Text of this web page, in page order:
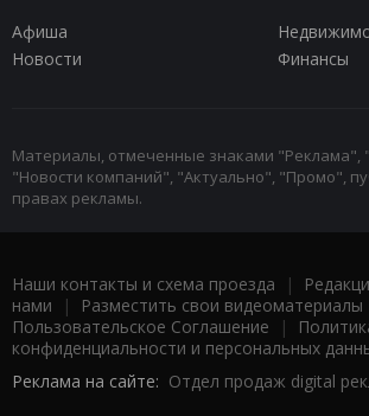
Афиша
Новости
Финансы
Материалы, отмеченные знаками "Реклама",
"Новости компаний", "Актуально", "Промо",
правах рекламы.
Наши контакты и схема проезда |
нами | Разместить свои видеоматериалы
Пользовательское Соглашение |
конфиденциальности и персональных
Реклама на сайте: Отдел продаж digital